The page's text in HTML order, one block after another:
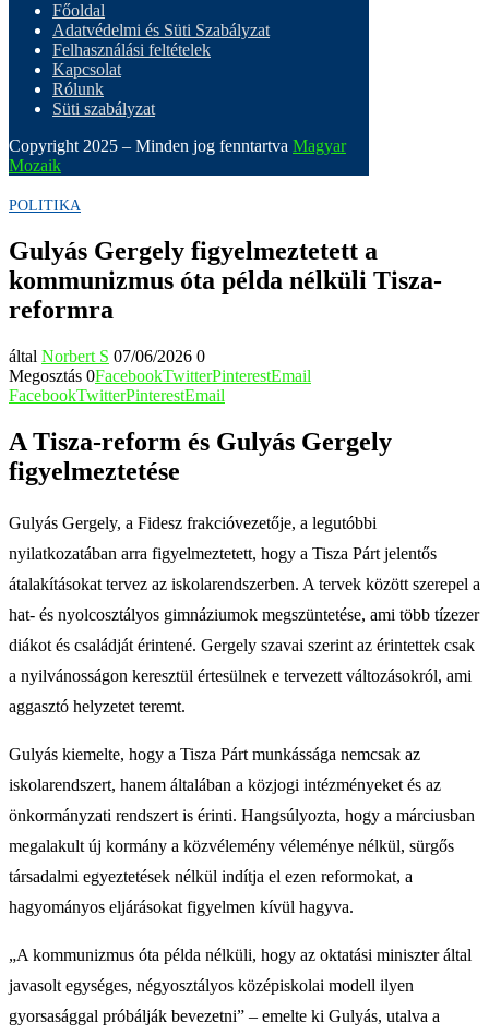
Főoldal
Adatvédelmi és Süti Szabályzat
Felhasználási feltételek
Kapcsolat
Rólunk
Süti szabályzat
Copyright 2025 – Minden jog fenntartva Magyar
Mozaik
POLITIKA
Gulyás Gergely figyelmeztetett a
kommunizmus óta példa nélküli Tisza-
reformra
által Norbert S 07/06/2026 0
Megosztás 0FacebookTwitterPinterestEmail
FacebookTwitterPinterestEmail
A Tisza-reform és Gulyás Gergely
figyelmeztetése
Gulyás Gergely, a Fidesz frakcióvezetője, a legutóbbi
nyilatkozatában arra figyelmeztetett, hogy a Tisza Párt jelentős
átalakításokat tervez az iskolarendszerben. A tervek között szerepel a
hat- és nyolcosztályos gimnáziumok megszüntetése, ami több tízezer
diákot és családját érintené. Gergely szavai szerint az érintettek csak
a nyilvánosságon keresztül értesülnek e tervezett változásokról, ami
aggasztó helyzetet teremt.
Gulyás kiemelte, hogy a Tisza Párt munkássága nemcsak az
iskolarendszert, hanem általában a közjogi intézményeket és az
önkormányzati rendszert is érinti. Hangsúlyozta, hogy a márciusban
megalakult új kormány a közvélemény véleménye nélkül, sürgős
társadalmi egyeztetések nélkül indítja el ezen reformokat, a
hagyományos eljárásokat figyelmen kívül hagyva.
„A kommunizmus óta példa nélküli, hogy az oktatási miniszter által
javasolt egységes, négyosztályos középiskolai modell ilyen
gyorsasággal próbálják bevezetni” – emelte ki Gulyás, utalva a